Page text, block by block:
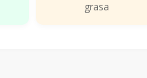
grasa